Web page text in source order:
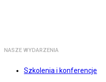
NASZE WYDARZENIA
Szkolenia i konferencje